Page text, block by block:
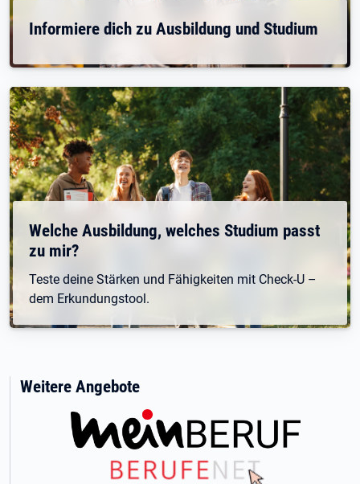
Informiere dich zu Ausbildung und Studium
Welche Ausbildung, welches Studium passt
zu mir?
Teste deine Stärken und Fähigkeiten mit Check-U –
dem Erkundungstool.
Weitere Angebote